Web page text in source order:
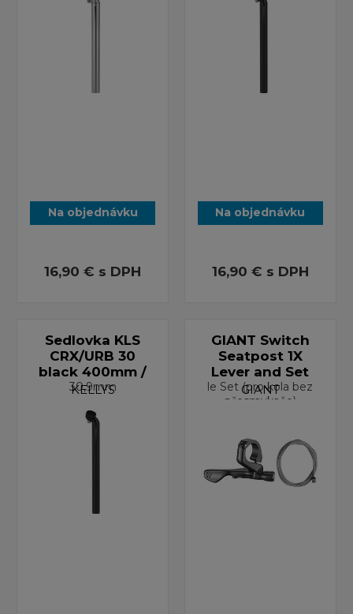
Na objednávku
16,90 € s DPH
Na objednávku
16,90 € s DPH
Sedlovka KLS
CRX/URB 30
black 400mm /
30,9mm
KELLYS
GIANT Switch
Seatpost 1X
Lever and Set
le Set (pro kola bez
přesmykače)
GIANT